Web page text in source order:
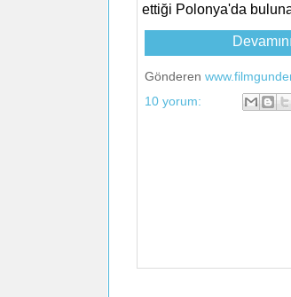
ettiği Polonya'da
Gönderen
10 yorum: